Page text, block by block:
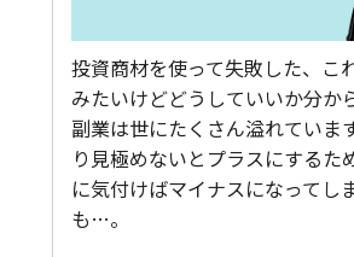
投資商材を使って失敗した、こ
みたいけどどうしていいか分か
副業は世にたくさん溢れていま
り見極めないとプラスにするた
に気付けばマイナスになってし
も…。